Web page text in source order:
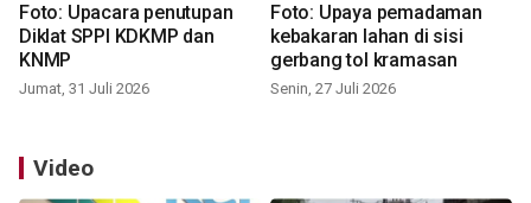
Foto: Upacara penutupan
Diklat SPPI KDKMP dan
KNMP
Jumat, 31 Juli 2026
Foto: Upaya pemadaman
kebakaran lahan di sisi
gerbang tol kramasan
Senin, 27 Juli 2026
Video